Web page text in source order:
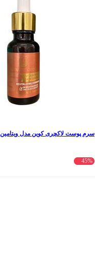
سرم پوست لاکچری کوین مدل ویتامین C حجم 20 میلی لیتر
45%